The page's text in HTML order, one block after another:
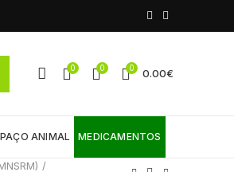
0 0 0 0.00€
ANIMAL MEDICAMENTOS